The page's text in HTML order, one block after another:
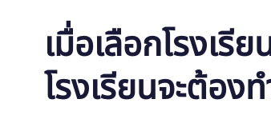
เมื่อเลือกโรงเ
โรงเรียนจะต้อง